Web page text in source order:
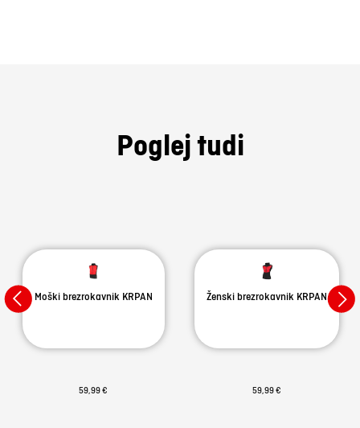
Poglej tudi
Moški brezrokavnik KRPAN
59,99 €
Ženski brezrokavnik KRPAN
59,99 €